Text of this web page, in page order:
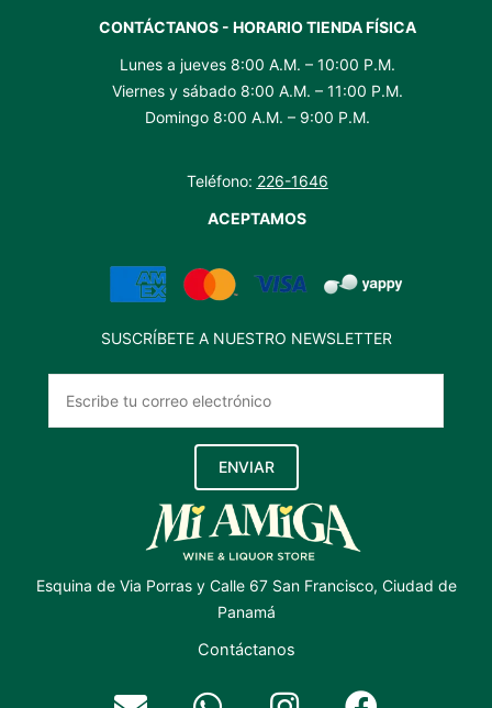
CONTÁCTANOS - HORARIO TIENDA FÍSICA
Lunes a jueves 8:00 A.M. – 10:00 P.M.
Viernes y sábado 8:00 A.M. – 11:00 P.M.
Domingo 8:00 A.M. – 9:00 P.M.
Teléfono: 226-1646
ACEPTAMOS
SUSCRÍBETE A NUESTRO NEWSLETTER
ENVIAR
Esquina de Via Porras y Calle 67 San Francisco, Ciudad de
Panamá
Contáctanos